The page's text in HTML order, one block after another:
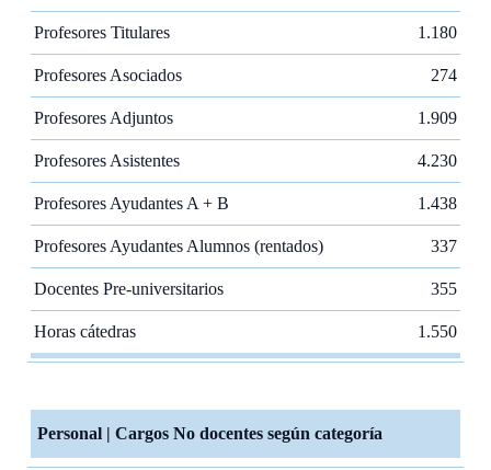
Profesores Titulares 1.180
Profesores Asociados 274
Profesores Adjuntos 1.909
Profesores Asistentes 4.230
Profesores Ayudantes A + B 1.438
Profesores Ayudantes Alumnos (rentados) 337
Docentes Pre-universitarios 355
Horas cátedras 1.550
Personal | Cargos No docentes según categoría